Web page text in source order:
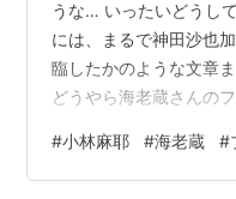
うな… いったいどうし
には、まるで神田沙也
臨したかのような文章
どうやら海老蔵さんの
ログに書け!!!!!」 …( ﾟДﾟ
いく小林麻耶さん… ご
#小林麻耶 #海老蔵 #